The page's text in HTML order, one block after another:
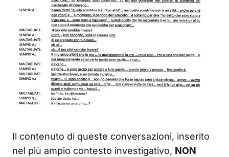
Il contenuto di queste conversazioni, inserito
nel più ampio contesto investigativo, NON